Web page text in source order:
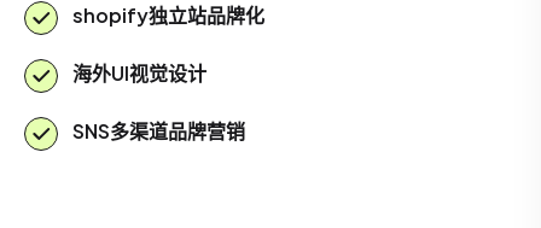
shopify独立站品牌化
海外UI视觉设计
SNS多渠道品牌营销